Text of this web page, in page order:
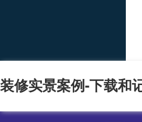
装修实景案例-下载和